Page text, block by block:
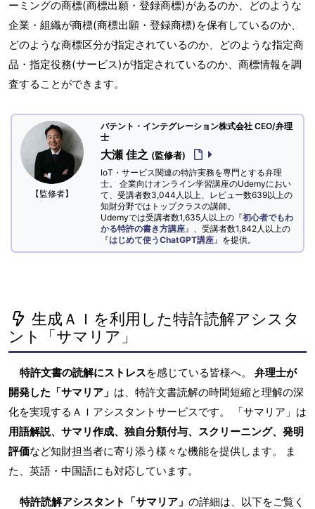
ーミングの商標(商標出願・登録商標)があるのか、どのような
企業・組織が商標(商標出願・登録商標)を保有しているのか、
どのような商標区分が指定されているのか、どのような指定商
品・指定役務(サービス)が指定されているのか、商標情報を調
査することができます。
【監修者】
パテント・インテグレーション株式会社 CEO/弁理
士
大瀬 佳之 (監修者)
IoT・サービス関連の特許実務を専門とする弁理
士。 企業向けオンライン学習講座のUdemyにおい
て、受講者数3,044人以上、レビュー数639以上の
知財分野ではトップクラスの講師。
Udemyでは受講者数1,635人以上の『初心者でもわ
かる特許の書き方講座 』、受講者数1,842人以上の
『はじめて使うChatGPT講座 』を提供。
生成ＡＩを利用した特許読解アシスタ
ント「サマリア」
特許文書の読解にストレスを感じている皆様へ。 弁理士が
開発した「サマリア」 は、特許文書読解の時間短縮と理解の深
化を実現するＡＩアシスタントサービスです。 「サマリア」は
用語解説、サマリ作成、独自分類付与、スクリーニング、発明
評価など知財担当者に寄り添う様々な機能を提供します。 ま
た、英語・中国語にも対応しています。
特許読解アシスタント「サマリア」 の詳細は、以下をご覧く